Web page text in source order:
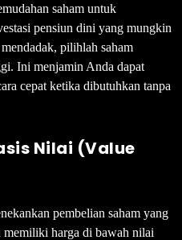
saham untuk
pensiun dini yang mungkin
pilihlah saham
Ini menjamin Anda dapat
cepat ketika dibutuhkan tanpa
Nilai (Value
pembelian saham yang
memiliki harga di bawah nilai